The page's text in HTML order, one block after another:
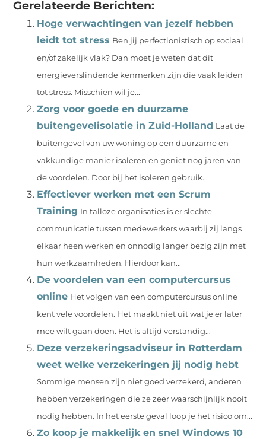
Gerelateerde Berichten:
Hoge verwachtingen van jezelf hebben
leidt tot stress Ben jij perfectionistisch op sociaal
en/of zakelijk vlak? Dan moet je weten dat dit
energieverslindende kenmerken zijn die vaak leiden
tot stress. Misschien wil je...
Zorg voor goede en duurzame
buitengevelisolatie in Zuid-Holland Laat de
buitengevel van uw woning op een duurzame en
vakkundige manier isoleren en geniet nog jaren van
de voordelen. Door bij het isoleren gebruik...
Effectiever werken met een Scrum
Training In talloze organisaties is er slechte
communicatie tussen medewerkers waarbij zij langs
elkaar heen werken en onnodig langer bezig zijn met
hun werkzaamheden. Hierdoor kan...
De voordelen van een computercursus
online Het volgen van een computercursus online
kent vele voordelen. Het maakt niet uit wat je er later
mee wilt gaan doen. Het is altijd verstandig...
Deze verzekeringsadviseur in Rotterdam
weet welke verzekeringen jij nodig hebt
Sommige mensen zijn niet goed verzekerd, anderen
hebben verzekeringen die ze zeer waarschijnlijk nooit
nodig hebben. In het eerste geval loop je het risico om...
Zo koop je makkelijk en snel Windows 10